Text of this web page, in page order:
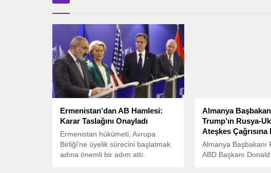
Ermenistan’dan AB Hamlesi:
Karar Taslağını Onayladı
Ermenistan hükümeti, Avrupa
Birliği’ne üyelik sürecini başlatmak
adına önemli bir adım attı.
Almanya
Trump’ın Rusya-
Ateşkes Çağrısına
Almanya Başbakanı
ABD Başkanı Donald